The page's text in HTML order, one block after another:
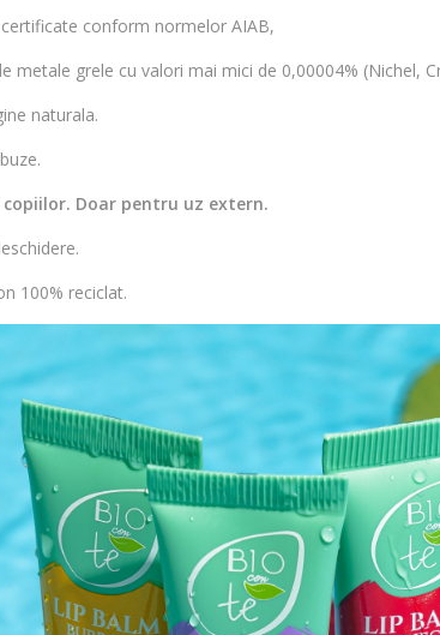
conform normelor AIAB,
metale grele cu valori mai mici de 0,00004% (Nichel,
naturala.
Doar pentru uz extern.
100% reciclat.